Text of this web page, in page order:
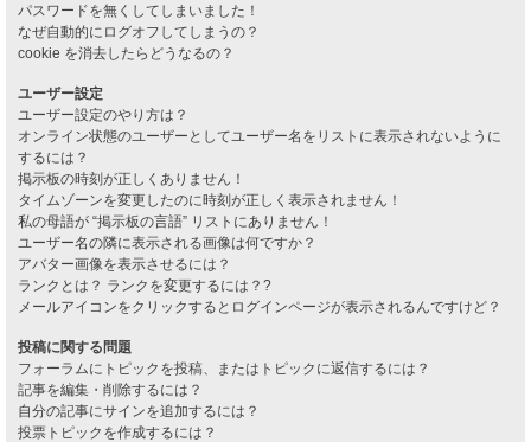
パスワードを無くしてしまいました！
なぜ自動的にログオフしてしまうの？
cookie を消去したらどうなるの？
ユーザー設定
ユーザー設定のやり方は？
オンライン状態のユーザーとしてユーザー名をリストに表示されないように
するには？
掲示板の時刻が正しくありません！
タイムゾーンを変更したのに時刻が正しく表示されません！
私の母語が “掲示板の言語” リストにありません！
ユーザー名の隣に表示される画像は何ですか？
アバター画像を表示させるには？
ランクとは？ ランクを変更するには？?
メールアイコンをクリックするとログインページが表示されるんですけど？
投稿に関する問題
フォーラムにトピックを投稿、またはトピックに返信するには？
記事を編集・削除するには？
自分の記事にサインを追加するには？
投票トピックを作成するには？